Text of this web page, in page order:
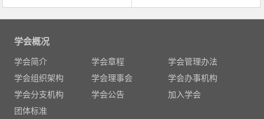
文
学会概况
学会简介 学会章程
学会管理办法
学会组织架构
学会理事会
学会办事机构
学会分支机构
学会公告
加入学会
团体标准